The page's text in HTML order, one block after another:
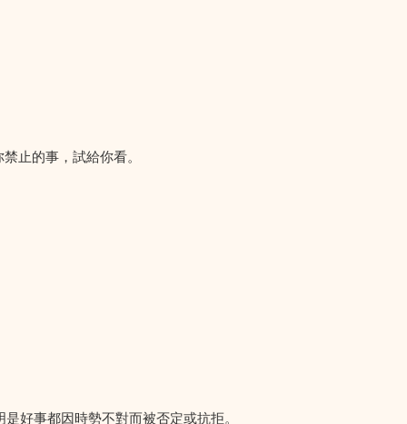
止的事，試給你看。
好事都因時勢不對而被否定或抗拒。